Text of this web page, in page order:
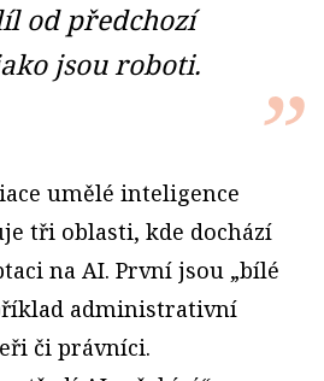
od předchozí
jsou roboti.
umělé inteligence
tři oblasti, kde dochází
na AI. První jsou „bílé
administrativní
či právníci.